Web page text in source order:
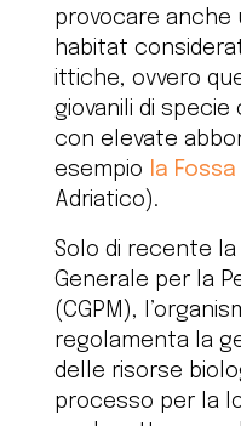
provocare
habitat
ittiche, ovvero
giovanili di
con elevate
esempio
la
Adriatico).
Solo di recente la
Generale per la
(CGPM),
regolamenta la
delle risorse
processo per la